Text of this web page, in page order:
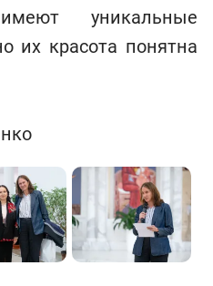
уникальные
их красота понятна